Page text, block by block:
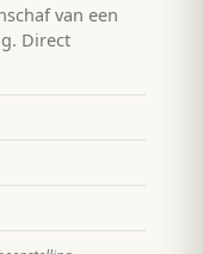
van een
Direct